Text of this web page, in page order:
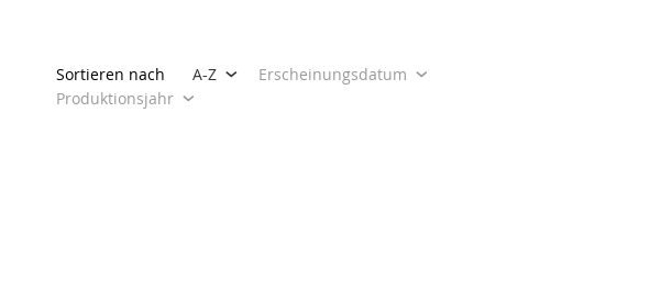
Sortieren nach A-Z
Erscheinungsdatum
Produktionsjahr